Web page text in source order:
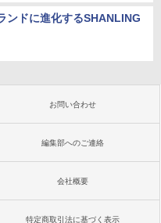
ンドに進化するSHANLING
お問い合わせ
編集部へのご連絡
会社概要
特定商取引法に基づく表示